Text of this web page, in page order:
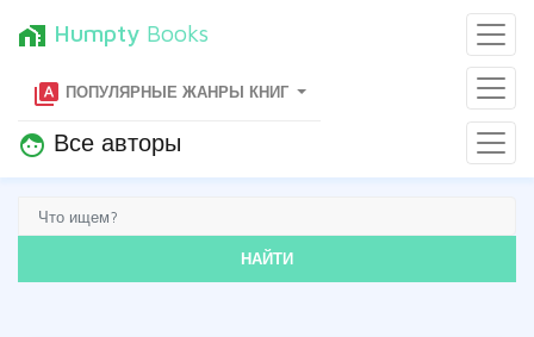
home_work Humpty Books
type_specimen ПОПУЛЯРНЫЕ ЖАНРЫ КНИГ
face Все авторы
НАЙТИ